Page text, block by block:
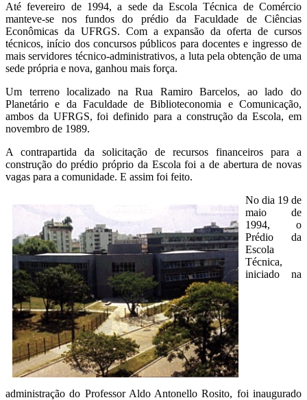
Até fevereiro de 1994, a sede da Escola Técnica de Comércio
manteve-se nos fundos do prédio da Faculdade de Ciências
Econômicas da UFRGS. Com a expansão da oferta de cursos
técnicos, início dos concursos públicos para docentes e ingresso de
mais servidores técnico-administrativos, a luta pela obtenção de uma
sede própria e nova, ganhou mais força.
Um terreno localizado na Rua Ramiro Barcelos, ao lado do
Planetário e da Faculdade de Biblioteconomia e Comunicação,
ambos da UFRGS, foi definido para a construção da Escola, em
novembro de 1989.
A contrapartida da solicitação de recursos financeiros para a
construção do prédio próprio da Escola foi a de abertura de novas
vagas para a comunidade. E assim foi feito.
No dia 19 de
maio de
1994, o
Prédio da
Escola
Técnica,
iniciado na
administração do Professor Aldo Antonello Rosito, foi inaugurado